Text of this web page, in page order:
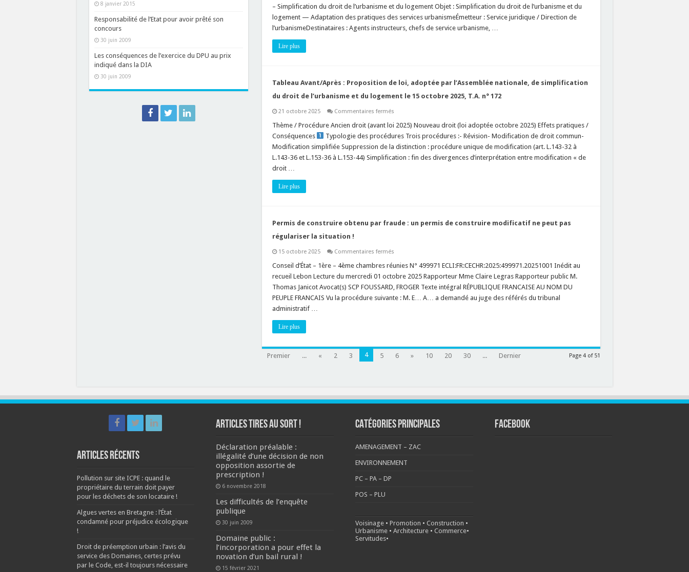
—
MISE
EN
ŒUVRE
2025
Objet
:
droit
de
l’urbanisme
et
logement
—
Adaptation
juridique
/
Destinataires
Agents
instructeurs,
chefs
de
service
urbanisme,
– Simplification du droit de l’urbanisme et du logement Objet : Simplification du droit de l’urbanisme et du
logement — Adaptation des pratiques des services urbanismeÉmetteur : Service juridique / Direction de
l’urbanismeDestinataires : Agents instructeurs, chefs de service urbanisme, …
Lire plus
Tableau Avant/Après : Proposition de loi, adoptée par l’Assemblée nationale, de simplification
du droit de l’urbanisme et du logement le 15 octobre 2025, T.A. n° 172
21 octobre 2025 Commentaires ferméssur
Avant/Après
Proposition
de
loi,
adoptée
et
15
2025,
n°
172
Thème / Procédure Ancien droit (avant loi 2025) Nouveau droit (loi adoptée octobre 2025) Effets pratiques /
Conséquences
Typologie des procédures Trois procédures :- Révision- Modification de droit commun-
Modification simplifiée Suppression de la distinction : procédure unique de modification (art. L.143-32 à
L.143-36 et L.153-36 à L.153-44) Simplification : fin des divergences d’interprétation entre modification « de
droit …
Lire plus
Permis de construire obtenu par fraude : un permis de construire modificatif ne peut pas
régulariser la situation !
15 octobre 2025 Commentaires ferméssur
de
obtenu
par
fraude
:
pas
régulariser
Conseil d’État – 1ère – 4ème chambres réunies N° 499971 ECLI:FR:CECHR:2025:499971.20251001 Inédit au
recueil Lebon Lecture du mercredi 01 octobre 2025 Rapporteur Mme Claire Legras Rapporteur public M.
Thomas Janicot Avocat(s) SCP FOUSSARD, FROGER Texte intégral RÉPUBLIQUE FRANCAISE AU NOM DU
PEUPLE FRANCAIS Vu la procédure suivante : M. E… A… a demandé au juge des référés du tribunal
administratif …
Lire plus
Page 4 of 51
Premier ... « 2 3 4 5 6 » 10 20 30 ... Dernier
8 janvier 2015
Responsabilité de l’Etat pour avoir prêté son
concours
30 juin 2009
Les conséquences de l’exercice du DPU au prix
indiqué dans la DIA
30 juin 2009
Articles récents
Pollution sur site ICPE : quand le
propriétaire du terrain doit payer
pour les déchets de son locataire !
Algues vertes en Bretagne : l’État
condamné pour préjudice écologique
!
Droit de préemption urbain : l’avis du
service des Domaines, certes prévu
par le Code, est-il toujours nécessaire
ARTICLES TIRES AU SORT !
Déclaration préalable :
illégalité d’une décision de non
opposition assortie de
prescription !
6 novembre 2018
Les difficultés de l’enquête
publique
30 juin 2009
Domaine public :
l’incorporation a pour effet la
novation d’un bail rural !
15 février 2021
CATÉGORIES PRINCIPALES
AMENAGEMENT – ZAC
ENVIRONNEMENT
PC – PA – DP
POS – PLU
Voisinage• Promotion • Construction •
Urbanisme• Architecture• Commerce•
Servitudes•
FACEBOOK